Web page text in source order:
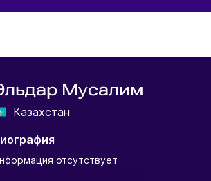
Мусалим
Казахстан
отсутствует